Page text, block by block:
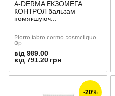
A-DERMA ЕКЗОМЕГА
КОНТРОЛ бальзам
помякшуюч...
Pierre fabre dermo-cosmetique
Фр...
від 989.00
від 791.20 грн
-20%